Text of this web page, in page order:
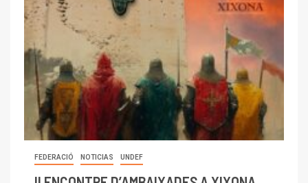
FEDERACIÓ NOTICIAS UNDEF